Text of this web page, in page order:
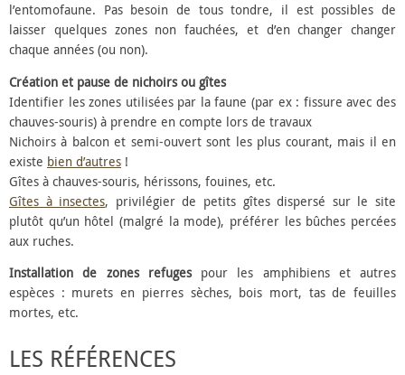
l’entomofaune. Pas besoin de tous tondre, il est possibles de
laisser quelques zones non fauchées, et d’en changer changer
chaque années (ou non).
Création et pause de nichoirs ou gîtes
Identifier les zones utilisées par la faune (par ex : fissure avec des
chauves-souris) à prendre en compte lors de travaux
Nichoirs à balcon et semi-ouvert sont les plus courant, mais il en
existe bien d’autres !
Gîtes à chauves-souris, hérissons, fouines, etc.
Gîtes à insectes, privilégier de petits gîtes dispersé sur le site
plutôt qu’un hôtel (malgré la mode), préférer les bûches percées
aux ruches.
Installation de zones refugespour les amphibiens et autres
espèces : murets en pierres sèches, bois mort, tas de feuilles
mortes, etc.
LES RÉFÉRENCES